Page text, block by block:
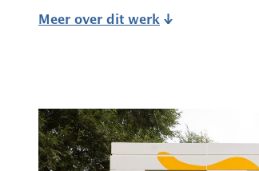
Meer over dit werk